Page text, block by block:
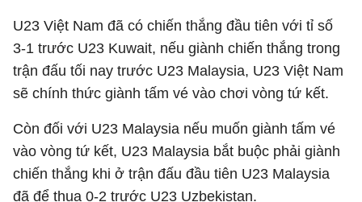
U23 Việt Nam đã có chiến thắng đầu tiên với tỉ số
3-1 trước U23 Kuwait, nếu giành chiến thắng trong
trận đấu tối nay trước U23 Malaysia, U23 Việt Nam
sẽ chính thức giành tấm vé vào chơi vòng tứ kết.
Còn đối với U23 Malaysia nếu muốn giành tấm vé
vào vòng tứ kết, U23 Malaysia bắt buộc phải giành
chiến thắng khi ở trận đấu đầu tiên U23 Malaysia
đã để thua 0-2 trước U23 Uzbekistan.